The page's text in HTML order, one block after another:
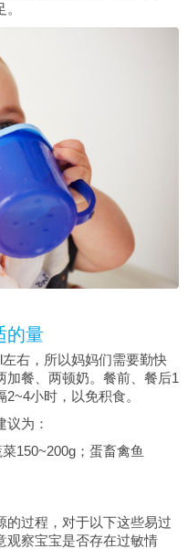
的量
右，所以妈妈们需要勤快
餐、两顿奶。餐前、餐后1
小时，以免积食。
为：
150~200g；蛋畜禽鱼
的过程，对于以下这些易过
观察宝宝是否存在过敏情